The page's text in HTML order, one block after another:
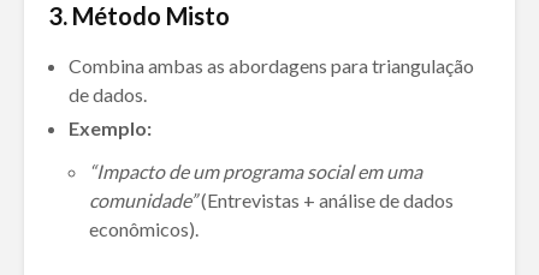
3. Método Misto
Combina ambas as abordagens para triangulação
de dados.
Exemplo:
“Impacto de um programa social em uma
comunidade”(Entrevistas + análise de dados
econômicos).